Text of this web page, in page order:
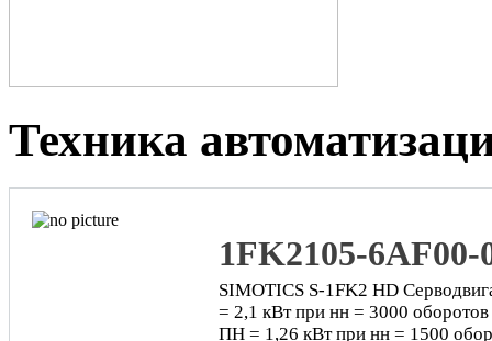
Техника
1FK2105-6AF00-
SIMOTICS S-1FK2 HD
= 2,1 кВт при нн = 3000
ПН = 1,26 кВт при нн = 1500